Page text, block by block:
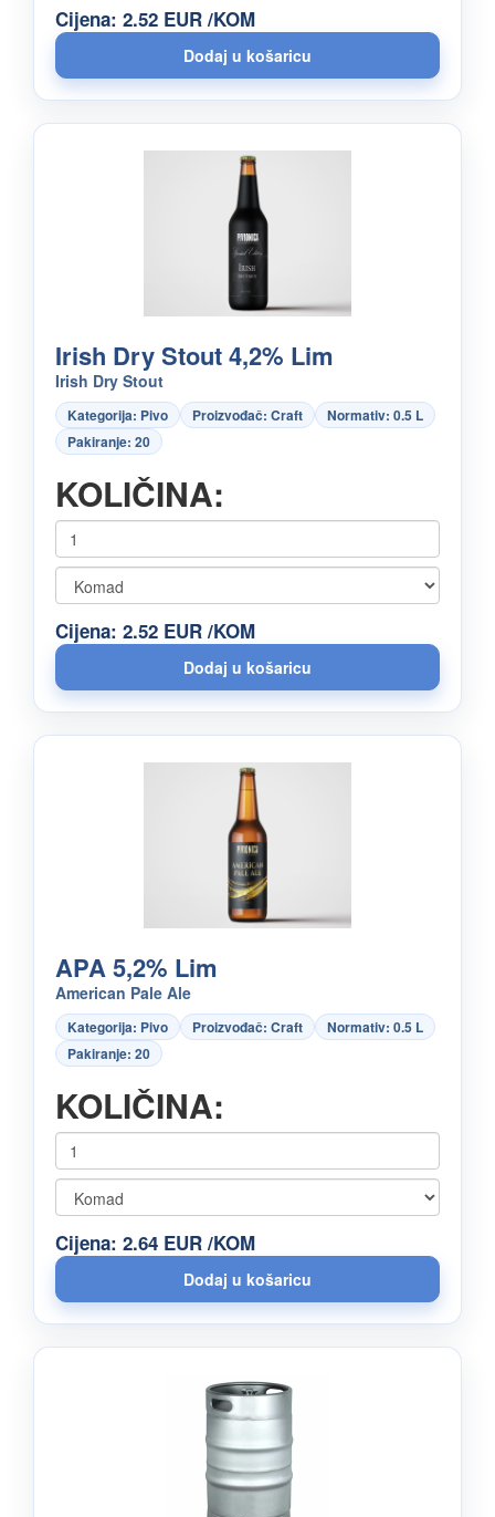
Cijena: 2.52 EUR /KOM
Irish Dry Stout 4,2% Lim
Irish Dry Stout
Kategorija: Pivo Proizvođač: Craft
Normativ: 0.5 L
Pakiranje: 20
KOLIČINA:
Cijena: 2.52 EUR /KOM
APA 5,2% Lim
American Pale Ale
Kategorija: Pivo Proizvođač: Craft
Normativ: 0.5 L
Pakiranje: 20
KOLIČINA:
Cijena: 2.64 EUR /KOM